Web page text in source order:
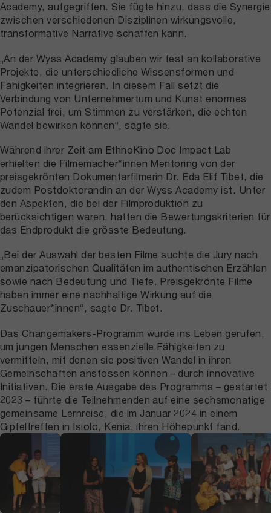
Academy, aufgegriffen. Sie fügte hinzu, dass die Synergie
zwischen verschiedenen Disziplinen wirkungsvolle,
transformative Narrative schaffen kann.
„An der Wyss Academy glauben wir fest an kollaborative
Projekte, die unterschiedliche Wissensformen und
Fähigkeiten integrieren. In diesem Fall setzt die
Verbindung von Unternehmertum und Kunst enormes
Potenzial frei, um Stimmen zu verstärken, die echten
Wandel bewirken können“, sagte sie.
Während ihrer Zeit am EthnoKino Doc Impact Lab
erhielten die Filmemacher*innen Mentoring von der
preisgekrönten Dokumentarfilmerin Dr. Eda Elif Tibet, die
zudem Postdoktorandin an der Wyss Academy ist. Unter
den Aspekten, die bei der Filmproduktion zu
berücksichtigen waren, hatten die Bewertungskriterien für
das Endprodukt die grösste Bedeutung.
„Bei der Auswahl der besten Filme suchte die Jury nach
emanzipatorischen Qualitäten im authentischen Erzählen
sowie nach Bedeutung und Tiefe. Preisgekrönte Filme
haben immer eine nachhaltige Wirkung auf die
Zuschauer*innen“, sagte Dr. Tibet.
Das Changemakers-Programm wurde ins Leben gerufen,
um jungen Menschen essenzielle Fähigkeiten zu
vermitteln, mit denen sie positiven Wandel in ihren
Gemeinschaften anstossen können – durch innovative
Initiativen. Die erste Ausgabe des Programms – gestartet
2023 – führte die Teilnehmenden auf eine sechsmonatige
gemeinsame Lernreise, die im Januar 2024 in einem
Gipfeltreffen in Isiolo, Kenia, ihren Höhepunkt fand.